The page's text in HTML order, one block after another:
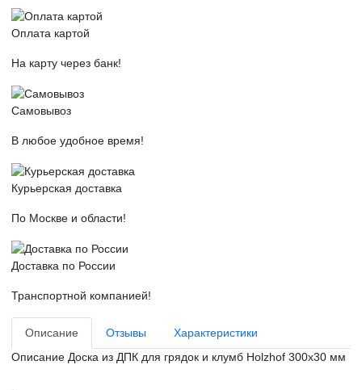
Оплата картой
На карту через банк!
Самовывоз
В любое удобное время!
Курьерская доставка
По Москве и области!
Доставка по России
Транспортной компанией!
Описание Отзывы
Характеристики
Описание Доска из ДПК для грядок и клумб Holzhof 300х30 мм